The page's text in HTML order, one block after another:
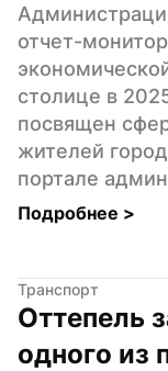
отчет-
столице в
посвящен
жителей
портале
Подробнее >
Транспорт
Оттепель
одного из